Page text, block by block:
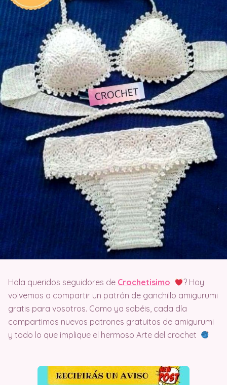
Hola queridos seguidores de Crochetisimo
? Hoy
volvemos a compartir un patrón de ganchillo amigurumi
gratis para vosotros. Como ya sabéis, cada día
compartimos nuevos patrones gratuitos de amigurumi
y todo lo que implique el hermoso Arte del crochet